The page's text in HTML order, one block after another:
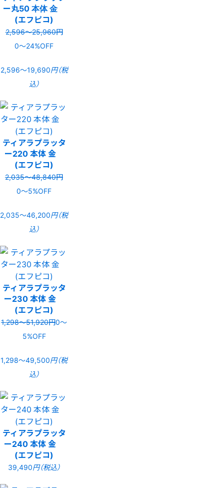
ー丸50 本体 金
(エフピコ)
2,596〜25,960円
0〜24%OFF
2,596〜19,690円（税
込）
ティアラプラッタ
ー220 本体 金
(エフピコ)
2,035〜48,840円
0〜5%OFF
2,035〜46,200円（税
込）
ティアラプラッタ
ー230 本体 金
(エフピコ)
1,298〜51,920円0〜
5%OFF
1,298〜49,500円（税
込）
ティアラプラッタ
ー240 本体 金
(エフピコ)
39,490円（税込）